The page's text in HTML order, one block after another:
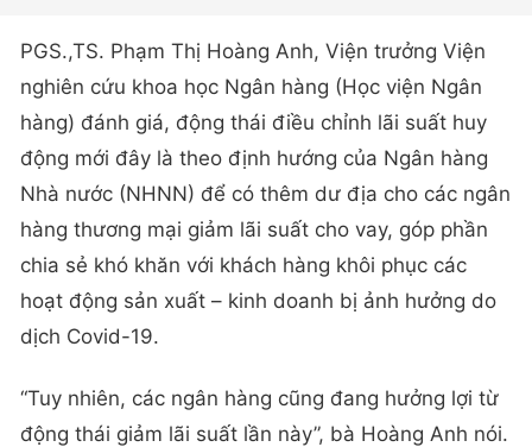
PGS.,TS. Phạm Thị Hoàng Anh, Viện trưởng Viện
nghiên cứu khoa học Ngân hàng (Học viện Ngân
hàng) đánh giá, động thái điều chỉnh lãi suất huy
động mới đây là theo định hướng của Ngân hàng
Nhà nước (NHNN) để có thêm dư địa cho các ngân
hàng thương mại giảm lãi suất cho vay, góp phần
chia sẻ khó khăn với khách hàng khôi phục các
hoạt động sản xuất – kinh doanh bị ảnh hưởng do
dịch Covid-19.
“Tuy nhiên, các ngân hàng cũng đang hưởng lợi từ
động thái giảm lãi suất lần này”, bà Hoàng Anh nói.